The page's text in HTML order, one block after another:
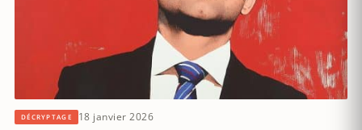
DÉCRYPTAGE 18 janvier 2026